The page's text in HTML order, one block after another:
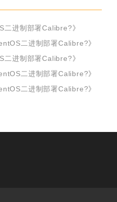
二进制部署Calibre?》
二进制部署Calibre?》
二进制部署Calibre?》
二进制部署Calibre?》
二进制部署Calibre?》